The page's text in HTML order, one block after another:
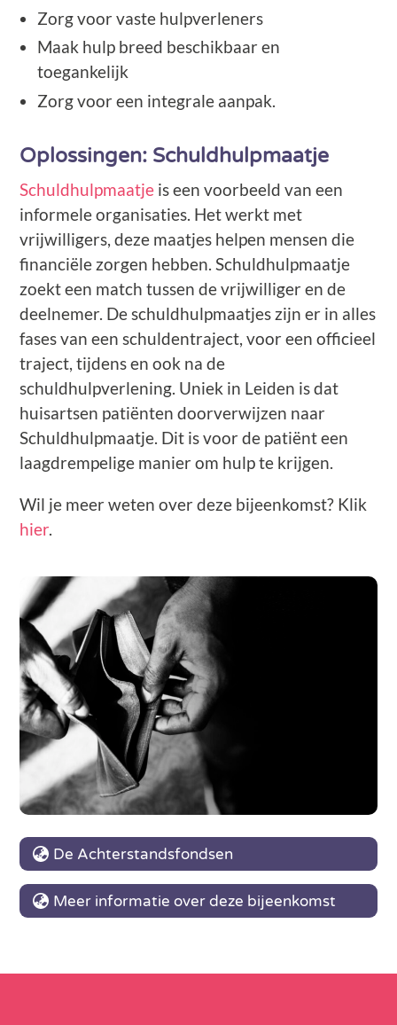
Zorg voor vaste hulpverleners
Maak hulp breed beschikbaar en
toegankelijk
Zorg voor een integrale aanpak.
Oplossingen: Schuldhulpmaatje
Schuldhulpmaatje is een voorbeeld van een
informele organisaties. Het werkt met
vrijwilligers, deze maatjes helpen mensen die
financiële zorgen hebben. Schuldhulpmaatje
zoekt een match tussen de vrijwilliger en de
deelnemer. De schuldhulpmaatjes zijn er in alles
fases van een schuldentraject, voor een officieel
traject, tijdens en ook na de
schuldhulpverlening. Uniek in Leiden is dat
huisartsen patiënten doorverwijzen naar
Schuldhulpmaatje. Dit is voor de patiënt een
laagdrempelige manier om hulp te krijgen.
Wil je meer weten over deze bijeenkomst? Klik
hier.
De Achterstandsfondsen
Meer informatie over deze bijeenkomst